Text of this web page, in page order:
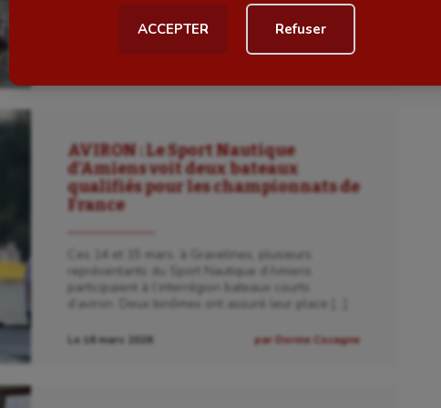
ACCEPTER Refuser
Futsal
Gymnastique
Gymnastique rythmique
Haltérophilie
Handisport
Hippisme
Jeux Olympiques et Paralympiques
Outdoor
Patinage artistique
Pétanque
Randonnée / Marche
Roller-derby
d’Amiens. Le samedi 30 mai 2026, le Sport
Nautique […]
AVIRON : Le Sport Nautique
d’Amiens voit deux bateaux
qualifiés pour les championnats de
France
Ces 14 et 15 mars, à Gravelines, plusieurs
représentants du Sport Nautique d’Amiens
participaient à l’interrégion bateaux courts
d’aviron. Deux binômes ont assuré leur place […]
Le 18 mars 2026 par Dorine Cocagne